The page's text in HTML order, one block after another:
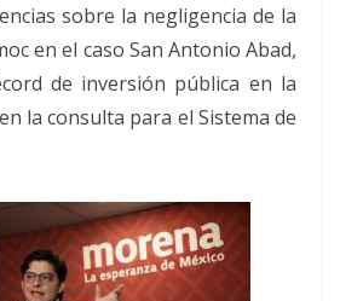
sobre la negligencia de la
en el caso San Antonio Abad,
de inversión pública en la
la consulta para el Sistema de